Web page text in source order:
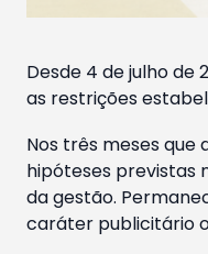
Desde 4 de julho de
as restrições
Nos três meses que
hipóteses previstas
da gestão.
caráter publicitário